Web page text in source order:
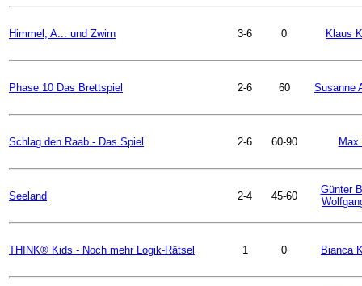
Himmel, A... und Zwirn 3-6 0 Klaus
Phase 10 Das Brettspiel 2-6 60 Susanne
Schlag den Raab - Das Spiel 2-6 60-90 Max
Seeland 2-4 45-60
Günter
THINK® Kids - Noch mehr Logik-Rätsel 1 0 Bianca